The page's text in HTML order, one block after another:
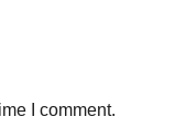
I comment.